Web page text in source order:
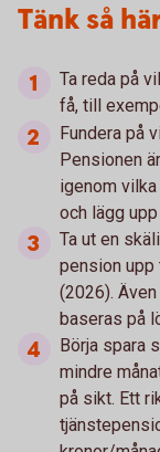
Tänk så
Ta reda på
få, till
Fundera på
Pensionen
igenom
och lägg
Ta ut en
pension upp
(2026).
baseras på
Börja spara
mindre
på sikt. Ett